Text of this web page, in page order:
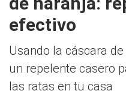
efectivo
Usando la cáscara
un repelente casero
las ratas en tu casa